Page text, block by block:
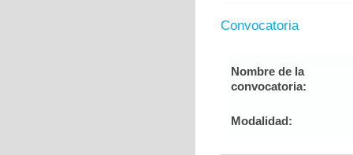
Convocatoria
Nombre de la
convocatoria:
Modalidad: